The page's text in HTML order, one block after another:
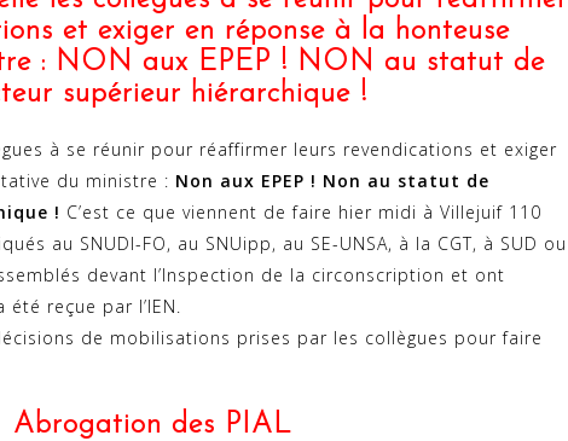
et exiger en réponse à la honteuse
: NON aux EPEP ! NON au statut de
supérieur hiérarchique !
à se réunir pour réaffirmer leurs revendications et exiger
du ministre : Non aux EPEP ! Non au statut de
! C’est ce que viennent de faire hier midi à Villejuif 110
au SNUDI-FO, au SNUipp, au SE-UNSA, à la CGT, à SUD ou
devant l’Inspection de la circonscription et ont
reçue par l’IEN.
de mobilisations prises par les collègues pour faire
Abrogation des PIAL